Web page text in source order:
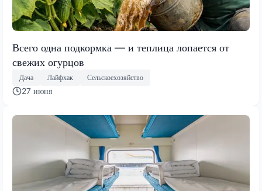
Всего одна подкормка — и теплица лопается от
свежих огурцов
Дача Лайфхак Сельскоехозяйство
27 июня